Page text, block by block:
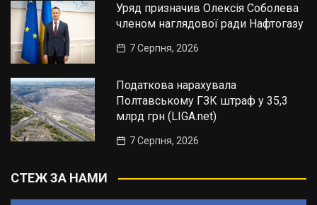
Уряд призначив Олексія Соболева
членом наглядової ради Нафтогазу
7 Серпня, 2026
Податкова нарахувала
Полтавському ГЗК штраф у 35,3
млрд грн (LIGA.net)
7 Серпня, 2026
СТЕЖ ЗА НАМИ